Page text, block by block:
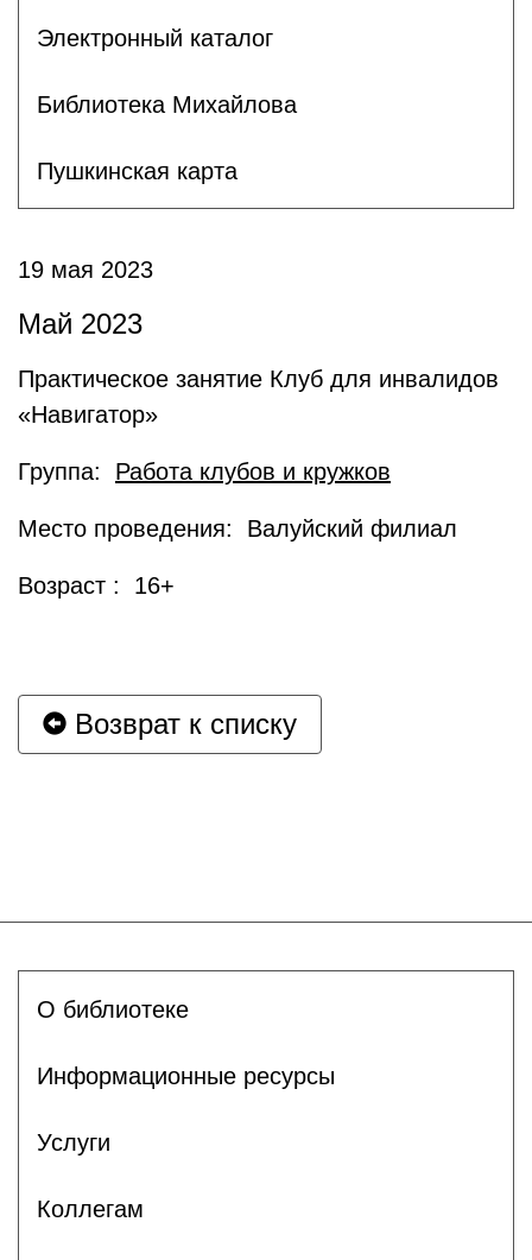
Электронный каталог
Библиотека Михайлова
Пушкинская карта
19 мая 2023
Май 2023
Практическое занятие Клуб для инвалидов
«Навигатор»
Группа: Работа клубов и кружков
Место проведения: Валуйский филиал
Возраст : 16+
Возврат к списку
О библиотеке
Информационные ресурсы
Услуги
Коллегам